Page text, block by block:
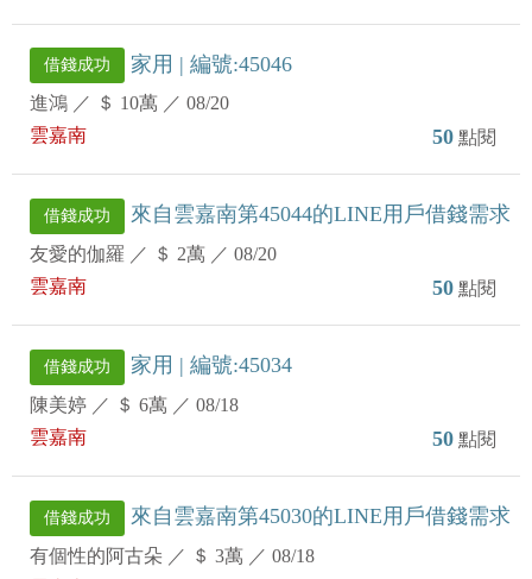
借錢成功 家用 | 編號:45046
進鴻 ／ ＄ 10萬 ／ 08/20
雲嘉南
50 點閱
借錢成功 來自雲嘉南第45044的LINE用戶借錢需求
友愛的伽羅 ／ ＄ 2萬 ／ 08/20
雲嘉南
50 點閱
借錢成功 家用 | 編號:45034
陳美婷 ／ ＄ 6萬 ／ 08/18
雲嘉南
50 點閱
借錢成功 來自雲嘉南第45030的LINE用戶借錢需求
有個性的阿古朵 ／ ＄ 3萬 ／ 08/18